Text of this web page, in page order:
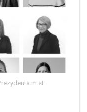
m.st.